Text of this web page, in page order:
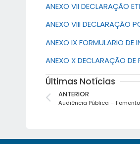
ANEXO VII DECLARAÇÃO
ANEXO VIII DECLARAÇÃO
ANEXO IX FORMULARIO
ANEXO X DECLARAÇÃO
Últimas Notícias
ANTERIOR
Audiência Pública –